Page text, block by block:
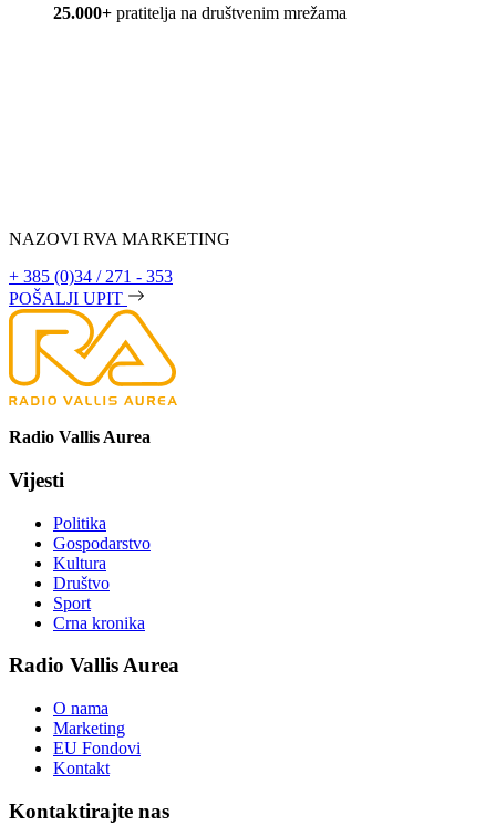
25.000+ pratitelja na društvenim mrežama
NAZOVI RVA MARKETING
+ 385 (0)34 / 271 - 353
POŠALJI UPIT
Radio Vallis Aurea
Vijesti
Politika
Gospodarstvo
Kultura
Društvo
Sport
Crna kronika
Radio Vallis Aurea
O nama
Marketing
EU Fondovi
Kontakt
Kontaktirajte nas